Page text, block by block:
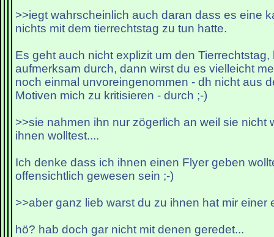
>>iegt wahrscheinlich auch daran dass es eine
nichts mit dem tierrechtstag zu tun hatte.
Es geht auch nicht explizit um den
aufmerksam durch, dann wirst du es vielleicht
noch einmal unvoreingenommen - dh nicht aus
Motiven mich zu kritisieren - durch ;-)
>>sie nahmen ihn nur zögerlich an weil sie nicht
ihnen wolltest....
Ich denke dass ich ihnen einen Flyer geben
offensichtlich gewesen sein ;-)
>>aber ganz lieb warst du zu ihnen hat mir einer
hö? hab doch gar nicht mit denen geredet...